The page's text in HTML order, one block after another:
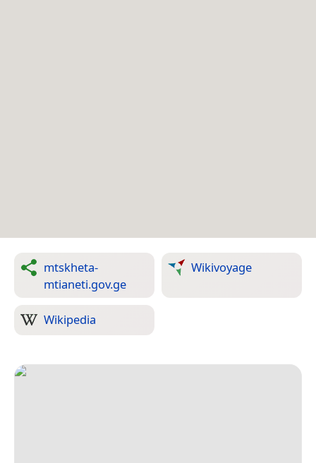
mtskheta-
mtianeti.gov.ge
Wikivoyage
Wikipedia